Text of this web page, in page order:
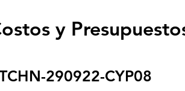
y
290922-CYP08